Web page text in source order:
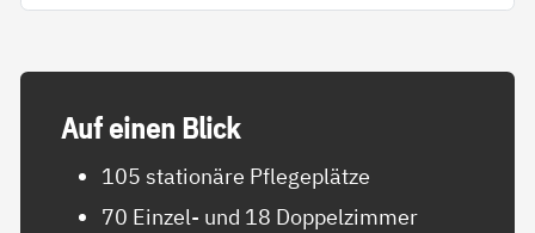
Auf ei­nen Blick
105 stationäre Pflegeplätze
70 Einzel- und 18 Doppelzimmer